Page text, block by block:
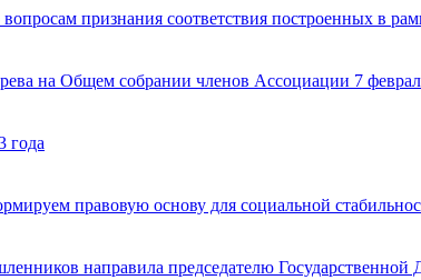
признания соответствия построенных в
на Общем собрании членов Ассоциации 7
года
правовую основу для социальной
направила председателю